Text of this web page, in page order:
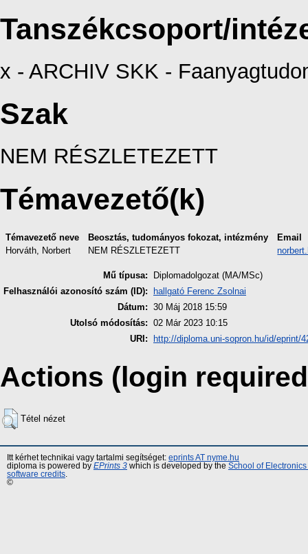
Tanszékcsoport/
x - ARCHIV SKK -
Szak
NEM RÉSZLETEZETT
Témavezető(k)
Témavezető neve Beosztás, tudományos fokozat, intézmény
Email
Horváth, Norbert
NEM RÉSZLETEZETT
Mű típusa:
Diplomadolgozat (MA/MSc)
Felhasználói azonosító szám (ID):
hallgató Ferenc Zsolnai
Dátum: 30 Máj 2018 15:59
Utolsó módosítás: 02 Már 2023 10:15
URI:
http://diploma.uni-sopron.hu/id/eprint/
Actions (login
Tétel nézet
Itt kérhet technikai vagy tartalmi segítséget: eprints AT nyme.hu
diploma is powered by EPrints 3 which is developed by the School of
software credits
©